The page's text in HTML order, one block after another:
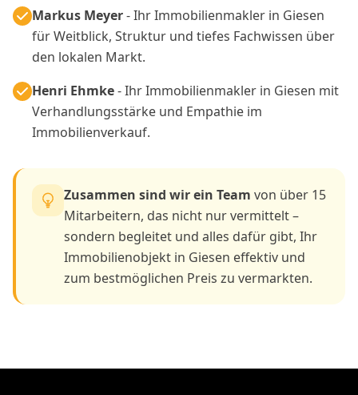
Markus Meyer- Ihr Immobilienmakler in Giesen
für Weitblick, Struktur und tiefes Fachwissen über
den lokalen Markt.
Henri Ehmke- Ihr Immobilienmakler in Giesen mit
Verhandlungsstärke und Empathie im
Immobilienverkauf.
Zusammen sind wir ein Team von über 15
Mitarbeitern, das nicht nur vermittelt –
sondern begleitet und alles dafür gibt, Ihr
Immobilienobjekt in Giesen effektiv und
zum bestmöglichen Preis zu vermarkten.